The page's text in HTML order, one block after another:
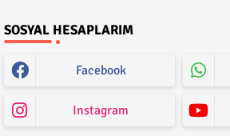
SOSYAL HESAPLARIM
Facebook
Instagram